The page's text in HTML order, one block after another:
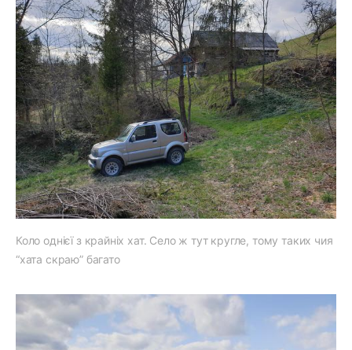
Коло однієї з крайніх хат. Село ж тут кругле, тому таких чия
“хата скраю” багато